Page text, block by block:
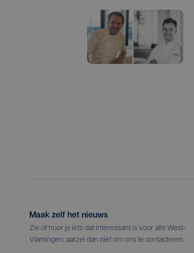
Maak zelf het nieuws
Zie of hoor je iets dat interessant is voor alle West-
Vlamingen, aarzel dan niet om ons te contacteren.